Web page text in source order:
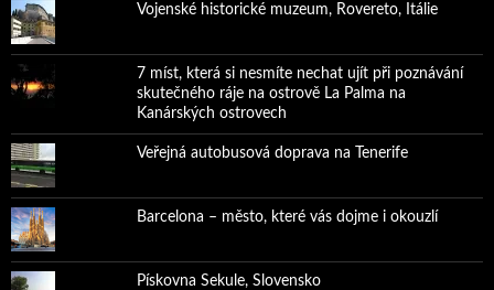
Vojenské historické muzeum, Rovereto, Itálie
7 míst, která si nesmíte nechat ujít při poznávání
skutečného ráje na ostrově La Palma na
Kanárských ostrovech
Veřejná autobusová doprava na Tenerife
Barcelona – město, které vás dojme i okouzlí
Pískovna Sekule, Slovensko